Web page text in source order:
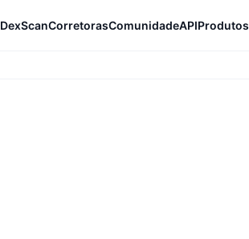
DexScanCorretorasComunidadeAPIProdutos